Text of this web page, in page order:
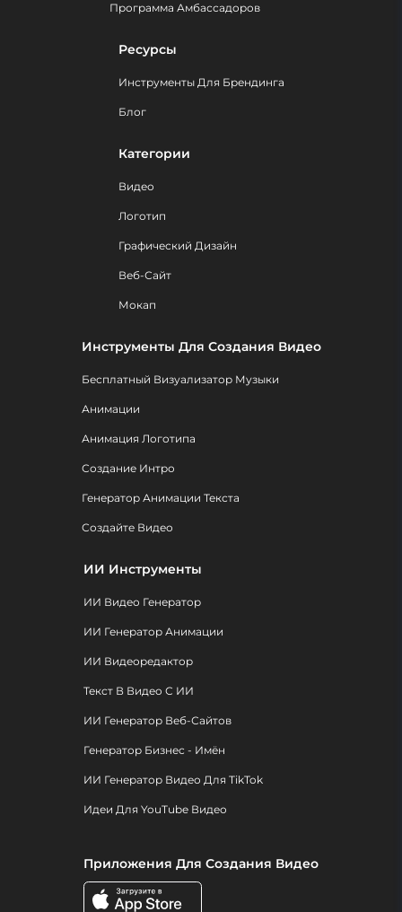
Программа Амбассадоров
Ресурсы
Инструменты Для Брендинга
Блог
Категории
Видео
Логотип
Графический Дизайн
Веб-Сайт
Мокап
Инструменты Для Создания Видео
Бесплатный Визуализатор Музыки
Анимации
Анимация Логотипа
Создание Интро
Генератор Анимации Текста
Создайте Видео
ИИ Инструменты
ИИ Видео Генератор
ИИ Генератор Анимации
ИИ Видеоредактор
Текст В Видео С ИИ
ИИ Генератор Веб-Сайтов
Генератор Бизнес - Имён
ИИ Генератор Видео Для TikTok
Идеи Для YouTube Видео
Приложения Для Создания Видео